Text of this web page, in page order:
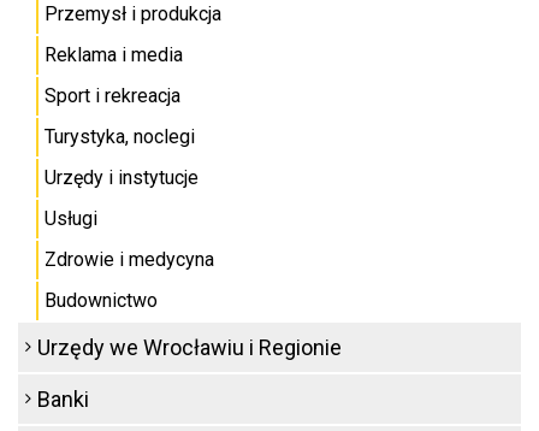
Przemysł i produkcja
Reklama i media
Sport i rekreacja
Turystyka, noclegi
Urzędy i instytucje
Usługi
Zdrowie i medycyna
Budownictwo
Urzędy we Wrocławiu i Regionie
Banki